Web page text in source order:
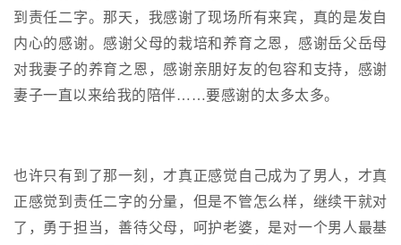
我
的
课
我
的
证
我
实
验
的
收
的
技
术
我
的
云
议
到责任二字。那天，我感谢了现场所有来宾，真的是发自
内心的感谢。感谢父母的栽培和养育之恩，感谢岳父岳母
对我妻子的养育之恩，感谢亲朋好友的包容和支持，感谢
妻子一直以来给我的陪伴……要感谢的太多太多。
也许只有到了那一刻，才真正感觉自己成为了男人，才真
正感觉到责任二字的分量，但是不管怎么样，继续干就对
了，勇于担当，善待父母，呵护老婆，是对一个男人最基